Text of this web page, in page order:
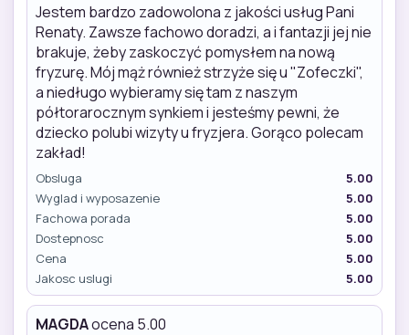
Jestem bardzo zadowolona z jakości usług Pani
Renaty. Zawsze fachowo doradzi, a i fantazji jej nie
brakuje, żeby zaskoczyć pomysłem na nową
fryzurę. Mój mąż również strzyże się u "Zofeczki",
a niedługo wybieramy się tam z naszym
półtorarocznym synkiem i jesteśmy pewni, że
dziecko polubi wizyty u fryzjera. Gorąco polecam
zakład!
Obsluga
5.00
Wyglad i wyposazenie
5.00
Fachowa porada
5.00
Dostepnosc
5.00
Cena
5.00
Jakosc uslugi
5.00
MAGDAocena 5.00